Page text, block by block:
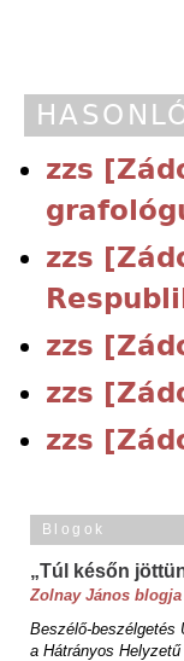
zzs
zzs
zzs
zzs
zzs
Blogok
„Túl későn
Zolnay János blogja
Beszélő-beszélgetés
a Hátrányos